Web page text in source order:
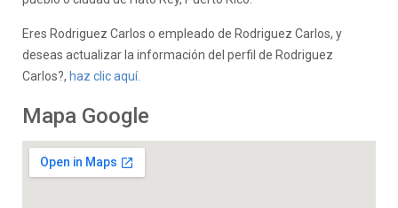
Eres Rodriguez Carlos o empleado de Rodriguez Carlos, y
deseas actualizar la información del perfil de Rodriguez
Carlos?, haz clic aquí.
Mapa Google